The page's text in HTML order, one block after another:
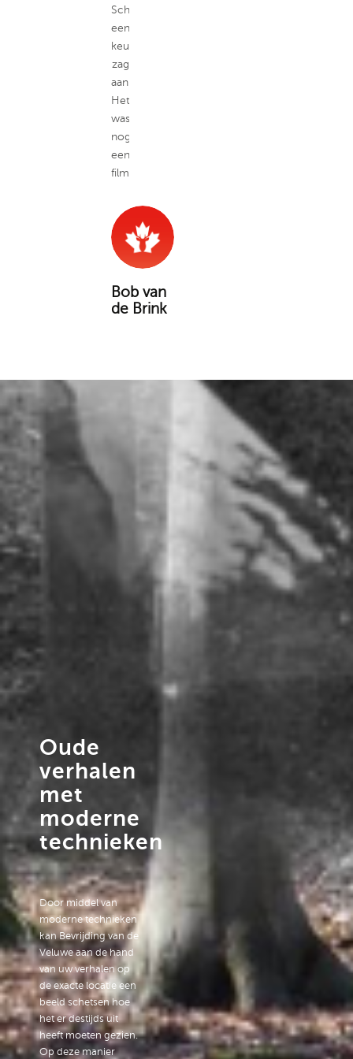
Schoolstraat,
een
keukenwagen
zag
aankomen.
Het
was
nogal
een
filmfiguur”
Bob van
de Brink
Oude
verhalen
met
moderne
technieken
Door middel van
moderne technieken
kan Bevrijding van de
Veluwe aan de hand
van uw verhalen op
de exacte locatie een
beeld schetsen hoe
het er destijds uit
heeft moeten gezien.
Op deze manier